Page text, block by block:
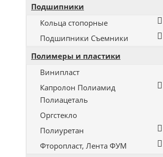
Подшипники
Кольца стопорные
Подшипники Съемники
Полимеры и пластики
Винипласт
Капролон Полиамид
Полиацеталь
Оргстекло
Полиуретан
Фторопласт, Лента ФУМ